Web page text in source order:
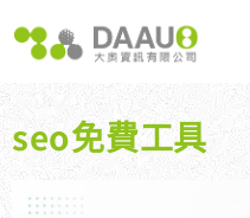
至
內
容seo免費工具